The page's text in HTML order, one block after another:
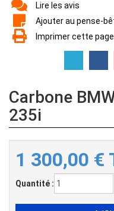
Lire les avis
Ajouter au pense-
Imprimer cette page
Carbone
235i
1 300,00 €
Quantité :